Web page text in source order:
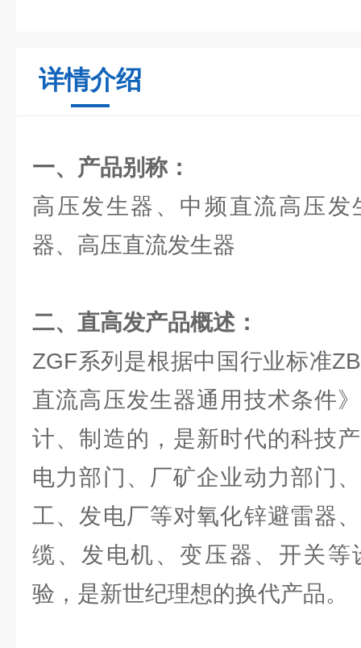
详情介绍
一、产品别称：
高压发生器、中频直流高压
器、高压直流发生器
二、 直高发产品概述：
ZGF系列是根据中国行业标准
直流高压发生器通用技术条件
计、制造的，是新时代的科技
电力部门、厂矿企业动力部门
工、发电厂等对氧化锌避雷器
缆、发电机、变压器、开关等
验，是新世纪理想的换代产品。